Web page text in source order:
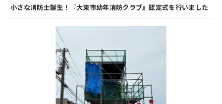
小さな消防士誕生！『大東市幼年消防クラブ』認定式を行いました